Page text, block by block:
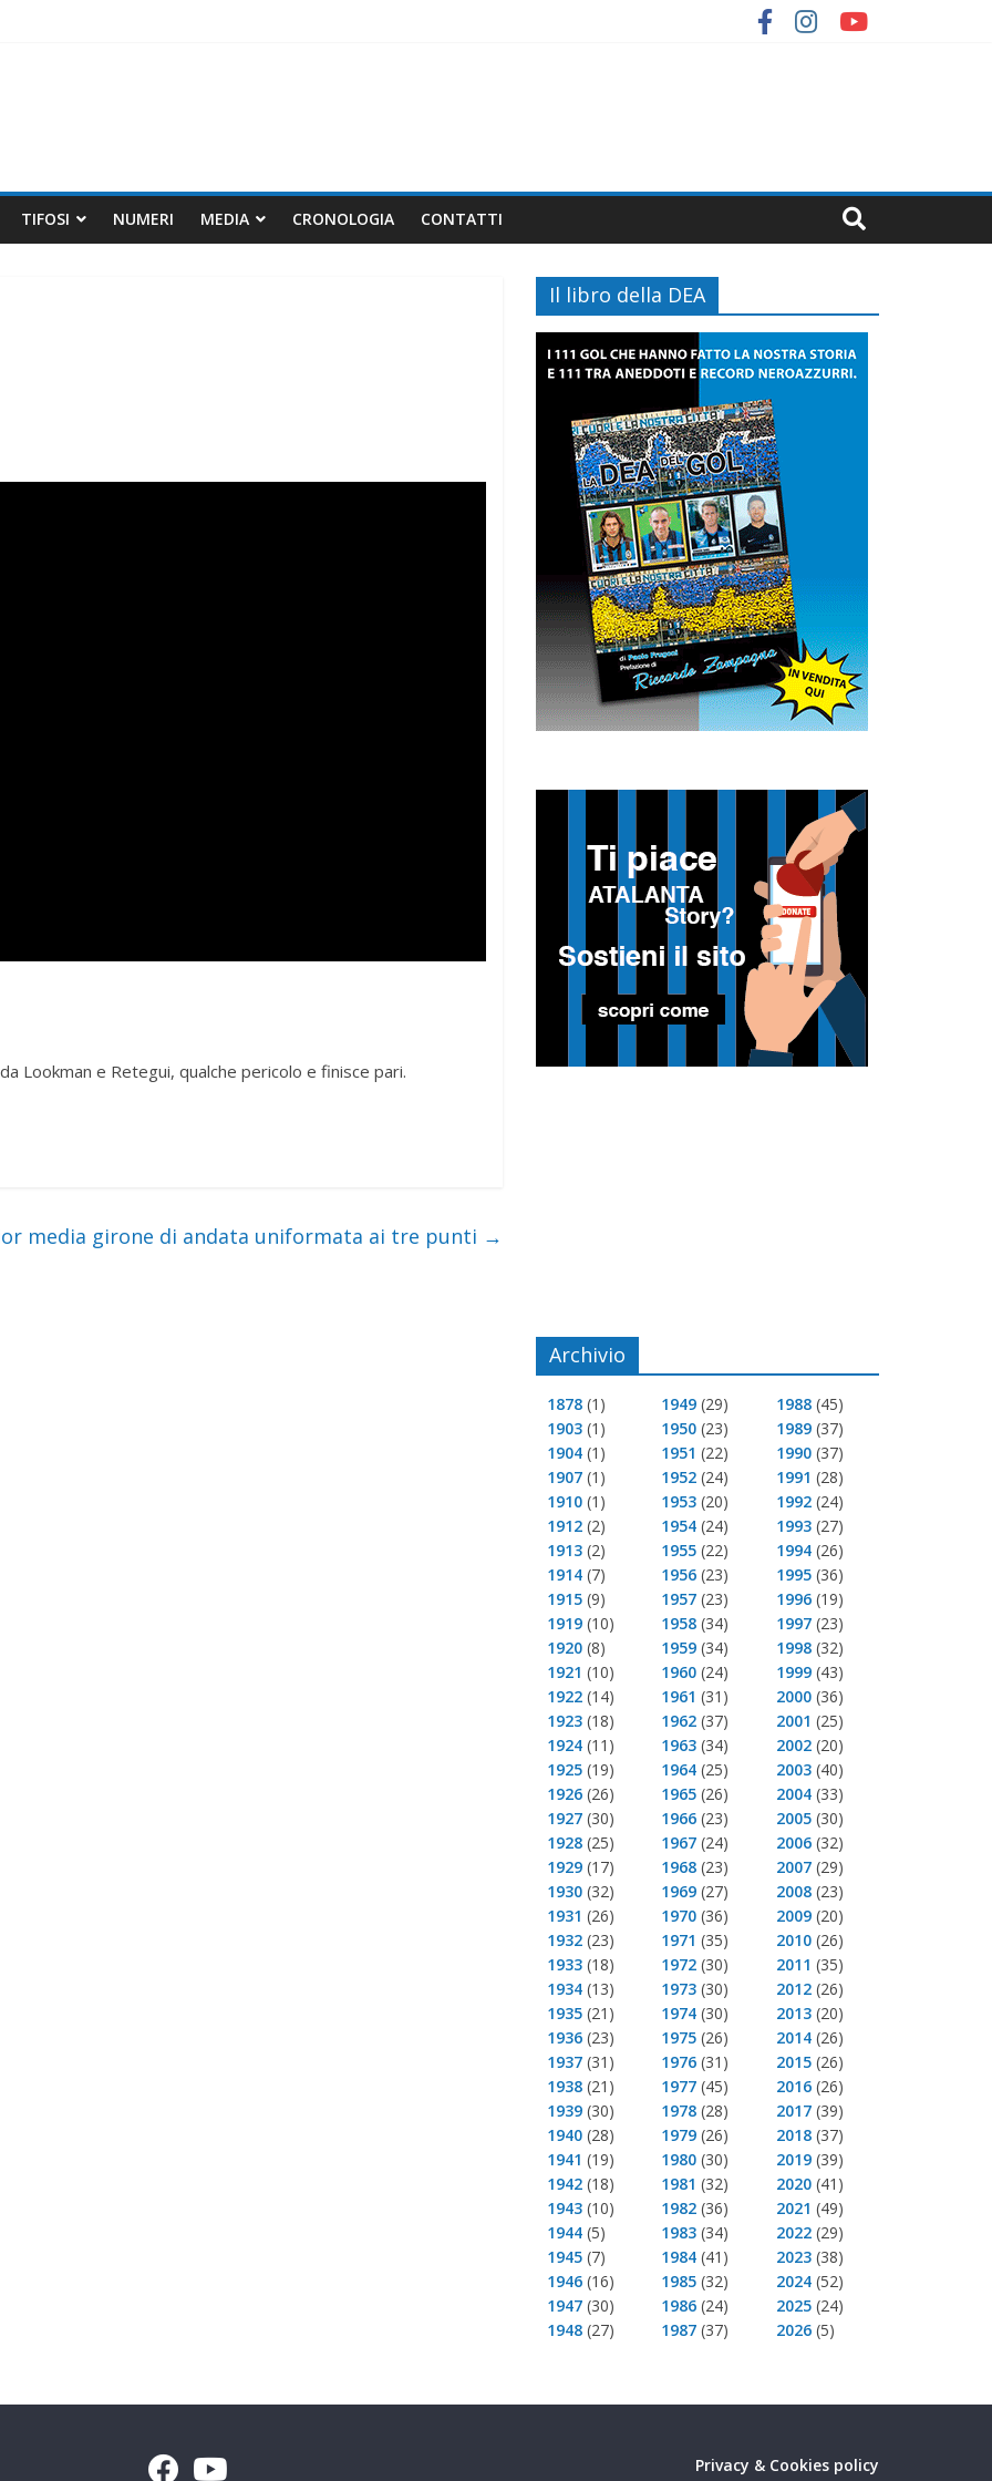
non bastano
TIFOSI NUMERI MEDIA CRONOLOGIA CONTATTI
Lookman e Retegui, qualche pericolo e finisce pari.
media girone di andata uniformata ai tre punti →
Il libro della DEA
Archivio
1878 (1)
1903 (1)
1904 (1)
1907 (1)
1910 (1)
1912 (2)
1913 (2)
1914 (7)
1915 (9)
1919 (10)
1920 (8)
1921 (10)
1922 (14)
1923 (18)
1924 (11)
1925 (19)
1926 (26)
1927 (30)
1928 (25)
1929 (17)
1930 (32)
1931 (26)
1932 (23)
1933 (18)
1934 (13)
1935 (21)
1936 (23)
1937 (31)
1938 (21)
1939 (30)
1940 (28)
1941 (19)
1942 (18)
1943 (10)
1944 (5)
1945 (7)
1946 (16)
1947 (30)
1948 (27)
1949 (29)
1950 (23)
1951 (22)
1952 (24)
1953 (20)
1954 (24)
1955 (22)
1956 (23)
1957 (23)
1958 (34)
1959 (34)
1960 (24)
1961 (31)
1962 (37)
1963 (34)
1964 (25)
1965 (26)
1966 (23)
1967 (24)
1968 (23)
1969 (27)
1970 (36)
1971 (35)
1972 (30)
1973 (30)
1974 (30)
1975 (26)
1976 (31)
1977 (45)
1978 (28)
1979 (26)
1980 (30)
1981 (32)
1982 (36)
1983 (34)
1984 (41)
1985 (32)
1986 (24)
1987 (37)
1988(45)
1989(37)
1990(37)
1991 (28)
1992(24)
1993(27)
1994(26)
1995(36)
1996(19)
1997(23)
1998(32)
1999(43)
2000(36)
2001 (25)
2002(20)
2003(40)
2004(33)
2005(30)
2006(32)
2007(29)
2008(23)
2009(20)
2010(26)
2011 (35)
2012(26)
2013(20)
2014(26)
2015(26)
2016(26)
2017(39)
2018(37)
2019(39)
2020(41)
2021 (49)
2022(29)
2023(38)
2024(52)
2025(24)
2026(5)
Privacy & Cookies policy